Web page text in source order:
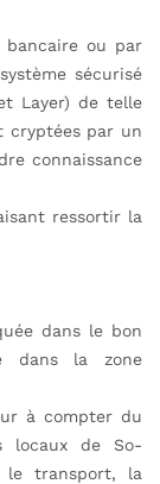
bancaire ou par
sécurisé
Layer) de telle
cryptées par un
connaissance
ressortir la
dans le bon
dans la zone
à compter du
locaux de So-
le transport, la